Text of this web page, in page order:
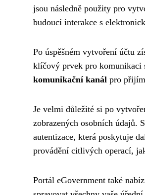
jsou následně použity pro
budoucí interakce s
Po úspěšném vytvoření účtu
klíčový prvek pro komunikaci
komunikační kanál pro
Je velmi důležité si po
zobrazených osobních údajů.
autentizace, která poskytuje
provádění citlivých operací,
Portál eGovernment také